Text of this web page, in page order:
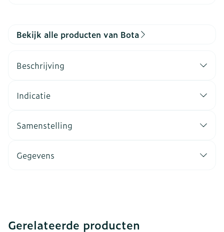
Bekijk alle producten van Bota
Beschrijving
Indicatie
Samenstelling
Gegevens
Gerelateerde producten